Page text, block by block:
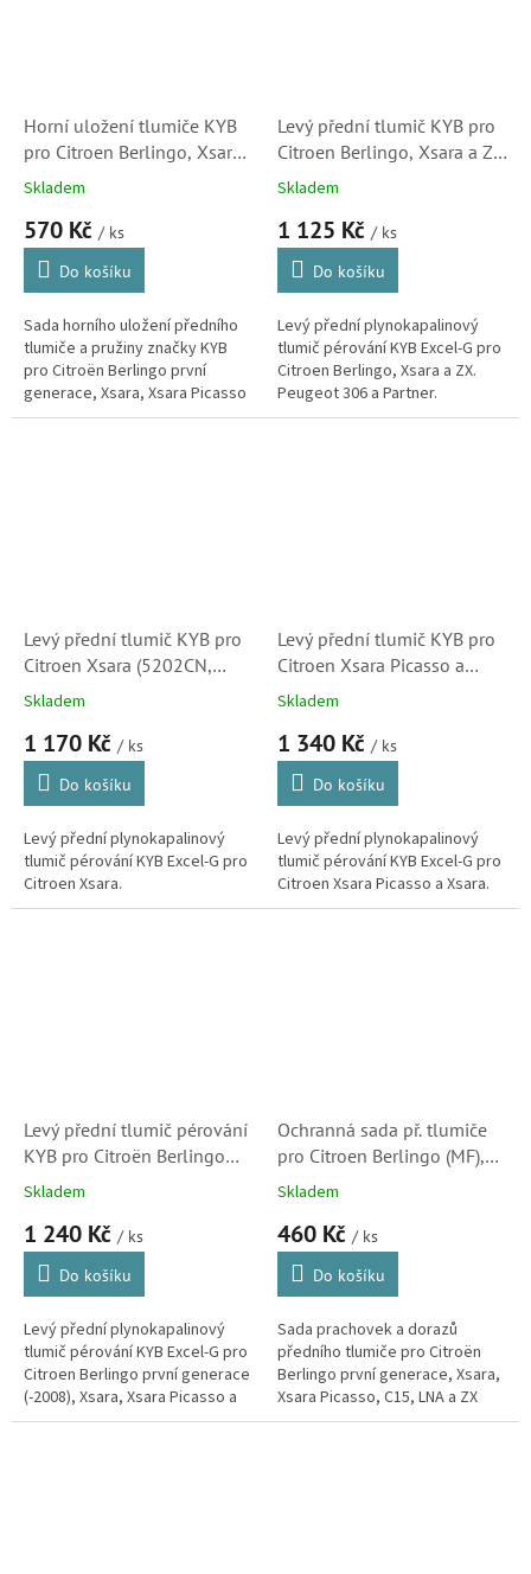
Horní uložení tlumiče KYB
pro Citroen Berlingo, Xsara,
Xsara Picasso a ZX
Skladem
570 Kč / ks
Do košíku
Sada horního uložení předního
tlumiče a pružiny značky KYB
pro Citroën Berlingo první
generace, Xsara, Xsara Picasso
a ZX. (Peugeot Partner)
Levý přední tlumič KYB pro
Citroen Berlingo, Xsara a ZX
(5202P9, 333839)
Skladem
1 125 Kč / ks
Do košíku
Levý přední plynokapalinový
tlumič pérování KYB Excel-G pro
Citroen Berlingo, Xsara a ZX.
Peugeot 306 a Partner.
Levý přední tlumič KYB pro
Citroen Xsara (5202CN,
333735)
Skladem
1 170 Kč / ks
Do košíku
Levý přední plynokapalinový
tlumič pérování KYB Excel-G pro
Citroen Xsara.
Levý přední tlumič KYB pro
Citroen Xsara Picasso a
Xsara (333737, 5202AZ)
Skladem
1 340 Kč / ks
Do košíku
Levý přední plynokapalinový
tlumič pérování KYB Excel-G pro
Citroen Xsara Picasso a Xsara.
Levý přední tlumič pérování
KYB pro Citroën Berlingo
(MF), Xsara, Xsara Picasso a
5202AX, 5202EY)
Skladem
1 240 Kč / ks
Do košíku
Levý přední plynokapalinový
tlumič pérování KYB Excel-G pro
Citroen Berlingo první generace
(-2008), Xsara, Xsara Picasso a
ZX. (Peugeot Partner)
Ochranná sada př. tlumiče
pro Citroen Berlingo (MF),
Xsara, Xsara Picasso a ZX
915909) S1
Skladem
460 Kč / ks
Do košíku
Sada prachovek a dorazů
předního tlumiče pro Citroën
Berlingo první generace, Xsara,
Xsara Picasso, C15, LNA a ZX
všechny motorizace.